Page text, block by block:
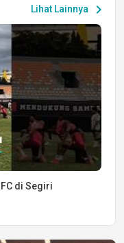
Lihat Lainnya chevron_right
di Segiri